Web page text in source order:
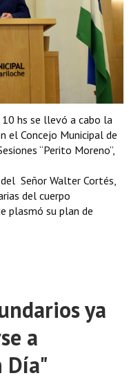
hs se llevó a cabo la
el Concejo Municipal de
“Perito Moreno”,
Señor Walter Cortés,
del cuerpo
plasmó su plan de
ya
a
Día"